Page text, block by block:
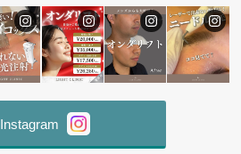
Instagram